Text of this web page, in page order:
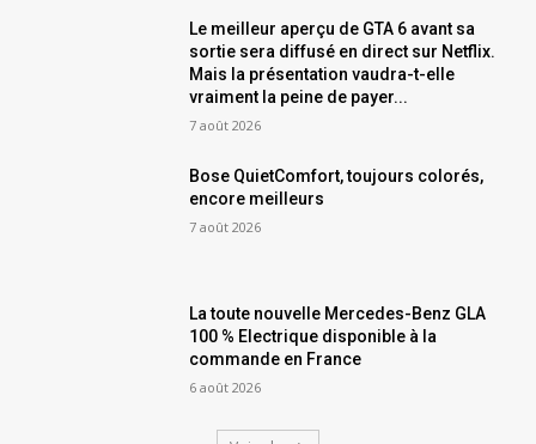
Le meilleur aperçu de GTA 6 avant sa
sortie sera diffusé en direct sur Netflix.
Mais la présentation vaudra-t-elle
vraiment la peine de payer...
7 août 2026
Bose QuietComfort, toujours colorés,
encore meilleurs
7 août 2026
La toute nouvelle Mercedes-Benz GLA
100 % Electrique disponible à la
commande en France
6 août 2026